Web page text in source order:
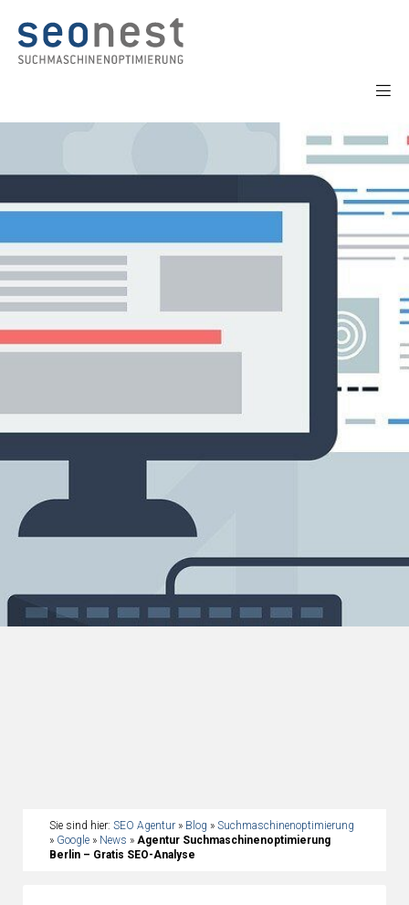
Sie sind hier: SEO Agentur » Blog » Suchmaschinenoptimierung
» Google » News » Agentur Suchmaschinenoptimierung
Berlin – Gratis SEO-Analyse